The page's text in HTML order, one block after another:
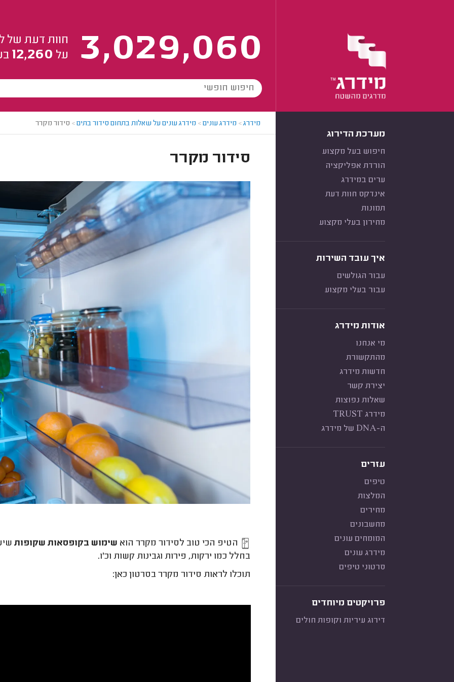
3,029,060
חוות דעת של
על 12,260
מערכת הדירוג
חיפוש בעל מקצוע
הורדת אפליקציה
ערים במידרג
אינדקס חוות דעת
תמונות
מחירון בעלי מקצוע
איך עובד השירות
עבור הגולשים
עבור בעלי מקצוע
אודות מידרג
מי אנחנו
מהתקשורת
חדשות מידרג
יצירת קשר
שאלות נפוצות
מידרג TRUST
ה-DNA של מידרג
עזרים
טיפים
המלצות
מחירים
מחשבונים
המומחים עונים
מידרג עונים
סרטוני טיפים
פרויקטים מיוחדים
דירוג עיריות וקופות חולים
מידרג> מידרג עונים> מידרג עונים על שאלות בתחום סידור בתים> סידור מקרר
סידור מקרר
הטיפ הכי טוב לסידור מקרר הוא שימוש בקופסאות שקופות
בחלל כמו ירקות, פירות וגבינות קשות וכ'ו.
תוכלו לראות סידור מקרר בסרטון כאן: